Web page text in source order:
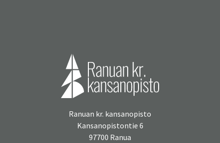
Ranuan kr. kansanopisto
Kansanopistontie 6
97700 Ranua